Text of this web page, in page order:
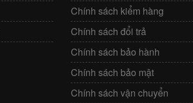
Chính sách kiểm hàng
Chính sách đổi trả
Chính sách bảo hành
Chính sách bảo mật
Chính sách vận chuyển